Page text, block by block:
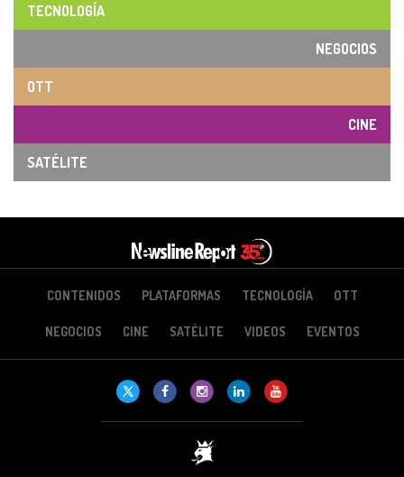
TECNOLOGÍA
NEGOCIOS
OTT
CINE
SATÉLITE
CONTENIDOS PLATAFORMAS TECNOLOGÍA OTT
NEGOCIOS CINE SATÉLITE VIDEOS EVENTOS